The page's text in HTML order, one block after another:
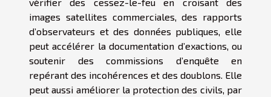
vérifier des cessez-le-feu en croisant des
images satellites commerciales, des rapports
d’observateurs et des données publiques, elle
peut accélérer la documentation d’exactions, ou
soutenir des commissions d’enquête en
repérant des incohérences et des doublons. Elle
peut aussi améliorer la protection des civils, par